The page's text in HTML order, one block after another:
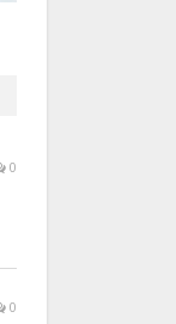
0
0